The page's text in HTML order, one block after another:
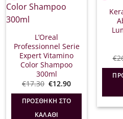
L’Oreal
Professionnel Serie
Expert Vitamino
Color Shampoo
300ml
€17.30 Original
was:
€17.30.
€12.90Η
τιμή
είναι:
ΠΡΟΣΘΉΚΗ ΣΤΟ
ΚΑΛΆΘΙ
€